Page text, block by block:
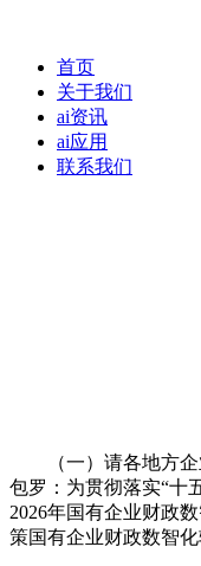
首页
关于我们
ai资讯
ai应用
联系我们
（一）请各地方企业
包罗：为贯彻落实“十
2026年国有企业财政
策国有企业财政数智